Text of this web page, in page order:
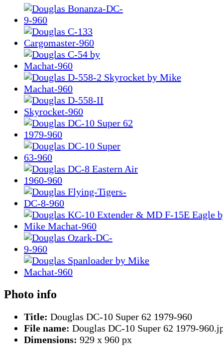
Photo info
Title: Douglas DC-10 Super 62 1979-960
File name: Douglas DC-10 Super 62 1979-
Dimensions: 929 x 960 px